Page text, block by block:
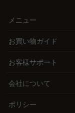
置を実現しやすいです
Q. オーディオラ
基本。アンプなど重
く安心して使用でき
を選び、長時間の使
デザインと機能の融合
オーディオラックは
に配置し、視覚的に
信頼できる品質とサー
メニュー
お買い物ガイド
お客様サポート
会社について
ポリシー